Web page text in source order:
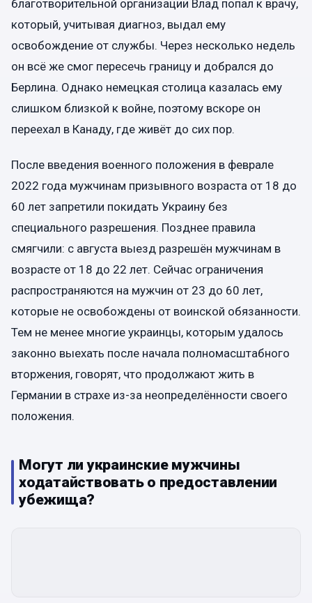
благотворительной организации Влад попал к врачу,
который, учитывая диагноз, выдал ему
освобождение от службы. Через несколько недель
он всё же смог пересечь границу и добрался до
Берлина. Однако немецкая столица казалась ему
слишком близкой к войне, поэтому вскоре он
переехал в Канаду, где живёт до сих пор.
После введения военного положения в феврале
2022 года мужчинам призывного возраста от 18 до
60 лет запретили покидать Украину без
специального разрешения. Позднее правила
смягчили: с августа выезд разрешён мужчинам в
возрасте от 18 до 22 лет. Сейчас ограничения
распространяются на мужчин от 23 до 60 лет,
которые не освобождены от воинской обязанности.
Тем не менее многие украинцы, которым удалось
законно выехать после начала полномасштабного
вторжения, говорят, что продолжают жить в
Германии в страхе из-за неопределённости своего
положения.
Могут ли украинские мужчины
ходатайствовать о предоставлении
убежища?